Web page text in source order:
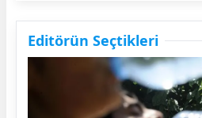
Editörün Seçtikleri